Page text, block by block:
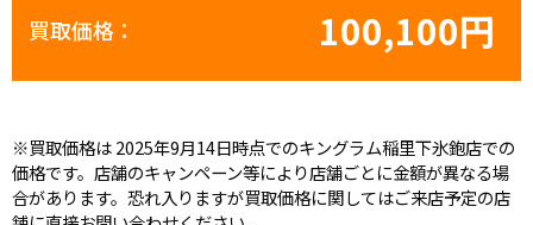
買取価格： 100,100円
※買取価格は 2025年9月14日時点でのキングラム稲里下氷鉋店での
価格です。店舗のキャンペーン等により店舗ごとに金額が異なる場
合があります。恐れ入りますが買取価格に関してはご来店予定の店